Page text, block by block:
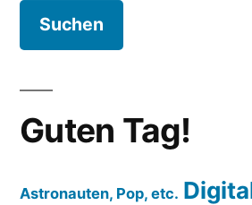
Guten Tag!
Astronauten, Pop, etc.